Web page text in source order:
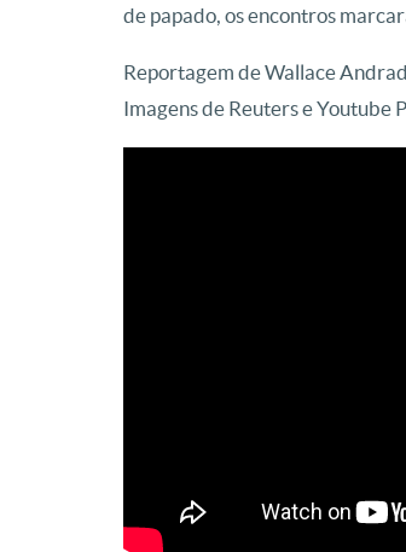
de papado, os encontros
Reportagem de Wallace
Imagens de Reuters e Youtube